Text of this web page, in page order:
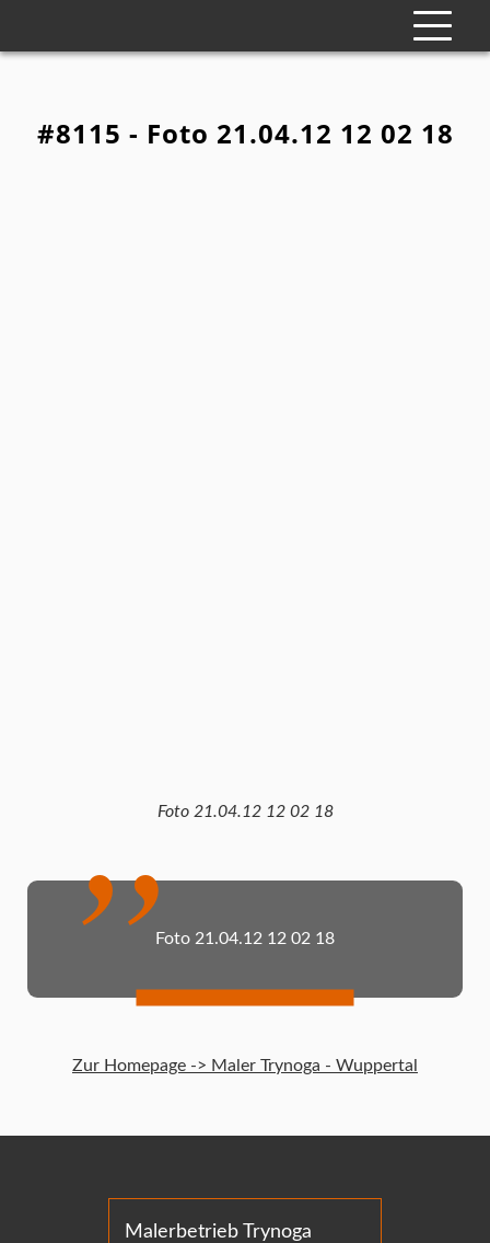
#8115 - Foto 21.04.12 12 02 18
Foto 21.04.12 12 02 18
Foto 21.04.12 12 02 18
Zur Homepage -> Maler Trynoga - Wuppertal
Malerbetrieb Trynoga